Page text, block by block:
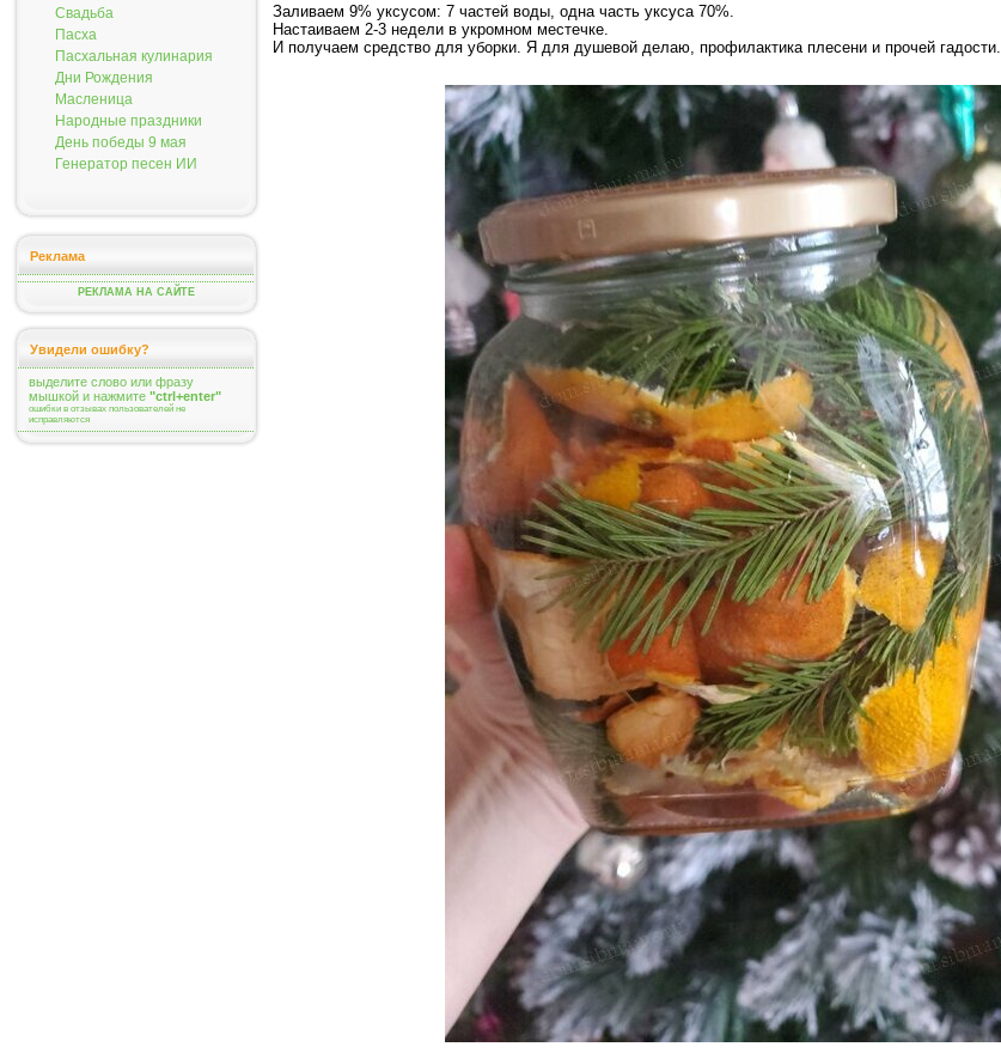
Свадьба
Пасха
Пасхальная кулинария
Дни Рождения
Масленица
Народные праздники
День победы 9 мая
Генератор песен ИИ
Реклама
РЕКЛАМА НА САЙТЕ
Увидели ошибку?
выделите слово или фразу
мышкой и нажмите "ctrl+enter"
ошибки в отзывах пользователей не
исправляются
Заливаем 9% уксусом: 7 частей воды, одна часть уксуса 70%.
Настаиваем 2-3 недели в укромном местечке.
И получаем средство для уборки. Я для душевой делаю, профилактика плесени и прочей гадости.